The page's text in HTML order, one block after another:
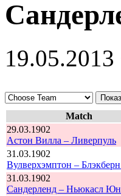
19.05.2013
Match
29.03.1902
Астон Вилла – Ливерпуль
31.03.1902
Вулверхэмптон –
31.03.1902
Сандерленд – Ньюкасл